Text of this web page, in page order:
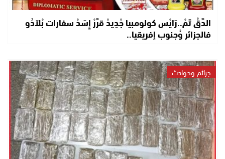
الدَّقْ تَمْ..رَايْس كولومبيا جْدِيدْ قرَّرْ إِسَدْ سفارات بْلاَدُو
فالجزائر وُجنوب إفريقيا..
جرائم وحوادث